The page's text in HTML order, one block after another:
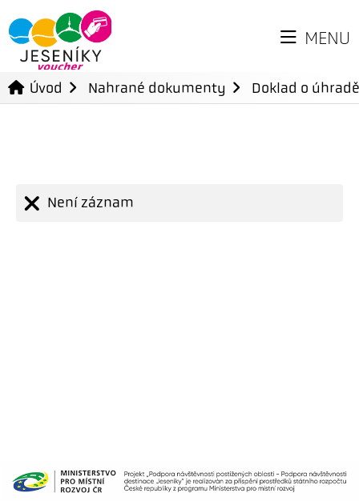
MENU
Úvod Nahrané dokumenty Doklad o
Není záznam